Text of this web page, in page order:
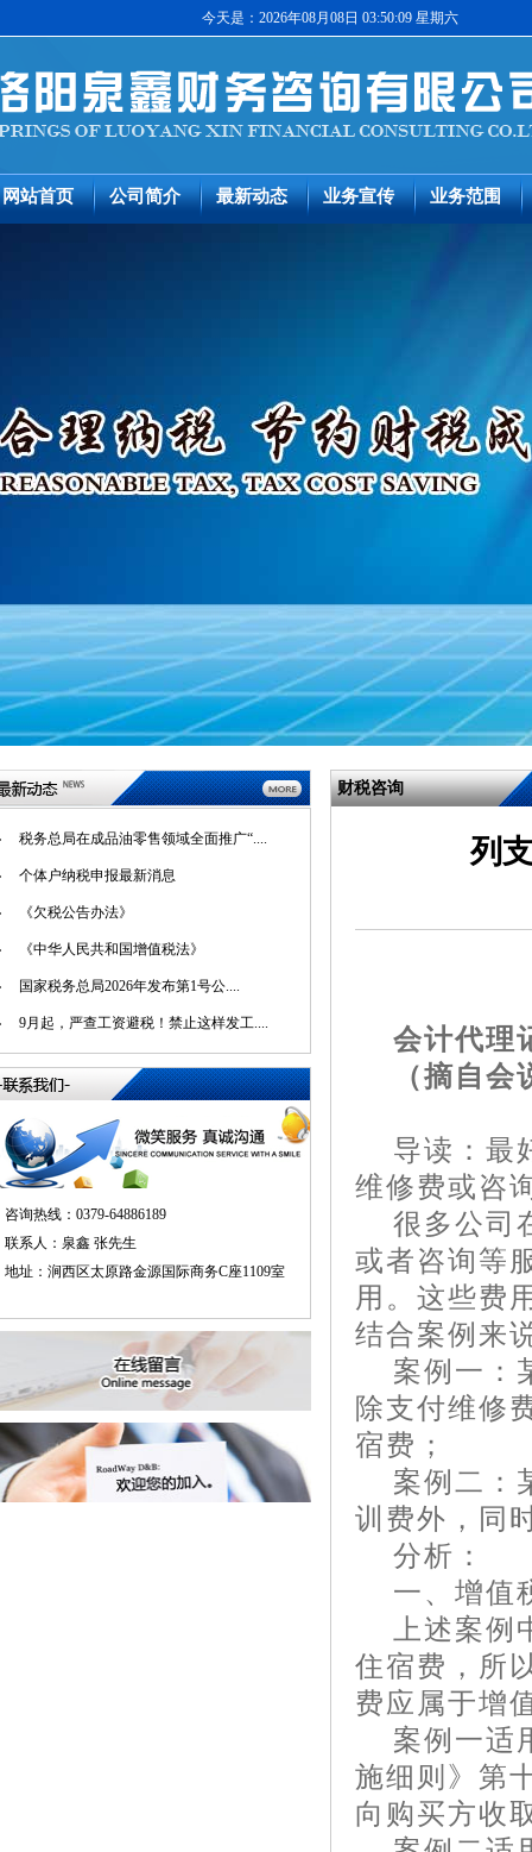
今天是：2026年08月08日 03:50:09 星期六
网站首页 公司简介 最新动态 业务宣传 业务范围
税务总局在成品油零售领域全面推广“....
个体户纳税申报最新消息
《欠税公告办法》
《中华人民共和国增值税法》
国家税务总局2026年发布第1号公....
9月起，严查工资避税！禁止这样发工....
咨询热线：0379-64886189
联系人：泉鑫 张先生
地址：涧西区太原路金源国际商务C座1109室
财税咨询
列
会计代理
（摘自会
导读：最
维修费或咨
很多公司
或者咨询等
用。这些费
结合案例来
案例一：
除支付维修
宿费；
案例二：
训费外，同
分析：
一、增值
上述案
住宿费，所
费应属于增
案例一适
施细则》第
向购买方收